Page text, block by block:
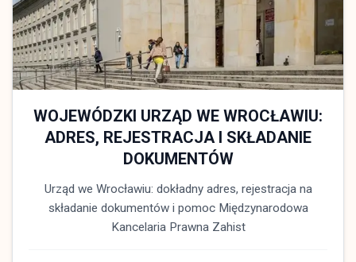
WOJEWÓDZKI URZĄD WE WROCŁAWIU:
ADRES, REJESTRACJA I SKŁADANIE
DOKUMENTÓW
Urząd we Wrocławiu: dokładny adres, rejestracja na
składanie dokumentów i pomoc Międzynarodowa
Kancelaria Prawna Zahist